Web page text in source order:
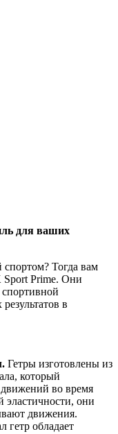
для ваших
спортом? Тогда вам
Sport Prime. Они
в
Гетры изготовлены из
который
во время
эластичности, они
движения.
гетр обладает